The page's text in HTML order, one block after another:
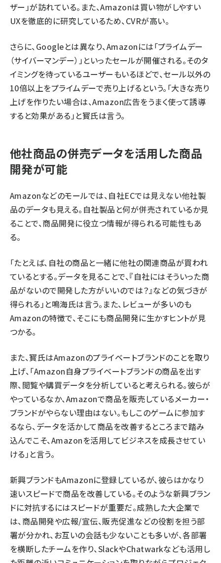
ザー」が訪れている。また、Amazonは買い物がしやすい
UXを徹底的に研究しているため、CVRが高い。
さらに、Googleとは異なり、Amazonには「プライムデー
（サイバーマンデー）」といったセールが開催される。そのタ
イミングを待っているユーザーもいるほどで、セール以外の
10倍以上をプライムデーで売り上げるという。「大きな売り
上げを作りたい場合は、Amazon広告をうまく使って誘導
すると効果がある」と寳氏は言う。
他社商品の併売データを活用した商品
開発が可能
Amazonなどのモールでは、自社ECでは見えない他社製
品のデータも見える。自社製品と何が併売されているか見
ることで、商品開発に役立つ情報が得られる可能性もあ
る。
「たとえば、自社の商品と一緒に他社の関連商品が買われ
ているとする。データを見ることで、『自社にはそういった商
品がないので開発した方がいいのでは？』などの気づきが
得られる」と鳴海氏は言う。また、レビューが多いのも
Amazonの特徴で、そこにも商品開発に生かすヒントが見
つかる。
また、寳氏はAmazonのプライベートブランドのことを取り
上げ、「Amazon自身プライベートブランドの商品を出す
際、閲覧や購買データを分析していると考えられる。彼らが
やっているなか、Amazonで商品を販売しているメーカー・
ブランドがやらない理由はない。もしこのゲームに参加す
るなら、データを活かして商品を改善するところまで踏み
込んでこそ、Amazonを活用してビジネスを成長させてい
ける」と言う。
新興ブランドもAmazonに登録しているが、彼らはかなり
速いスピードで商品を改善している。そのような新興ブラン
ドに対抗するにはスピードが重要だ。成熟した大企業で
は、商品開発や広報/宣伝、販売促進などの役割を担う部
署が分かれ、お互いの会話も少ないことも多いが、各部署
を横断したチームを作り、SlackやChatwarkなども活用し